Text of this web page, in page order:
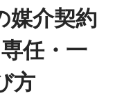
媒介契約
任・一
方